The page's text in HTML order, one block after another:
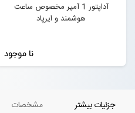
آداپتور 1 آمپر مخصوص ساعت
هوشمند و ایرپاد
نا موجود
جزئیات بیشتر مشخصات